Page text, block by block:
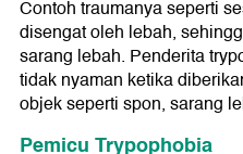
Contoh traumanya seperti
disengat oleh lebah,
sarang lebah. Penderita
tidak nyaman ketika
objek seperti spon, sarang
Pemicu Trypophobia